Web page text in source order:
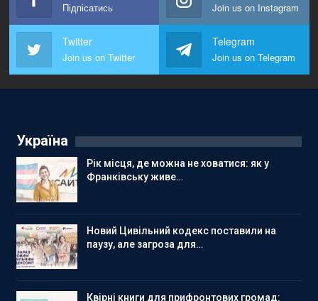
Підпісатись Join us on Instagram
Twitter
Join us on Twitter
Telegram
Join us on Telegram
Україна
Рік місця, де можна не ховатися: як у
Франківську живе…
Новий Цивільний кодекс поставили на
паузу, але загроза для…
Квірні книги для прифронтових громад: